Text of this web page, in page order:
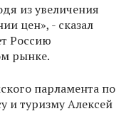
из увеличения
цен», - сказал
Россию
рынке.
парламента по
и туризму Алексей